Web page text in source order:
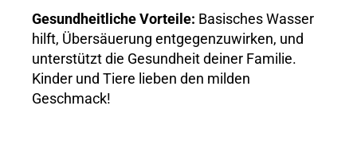
Gesundheitliche Vorteile: Basisches Wasser
hilft, Übersäuerung entgegenzuwirken, und
unterstützt die Gesundheit deiner Familie.
Kinder und Tiere lieben den milden
Geschmack!